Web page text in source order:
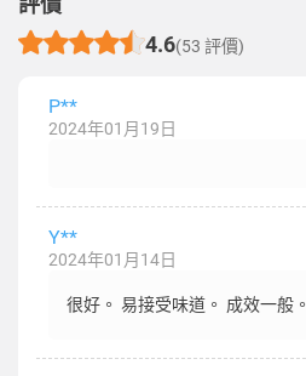
4.6(53 評價)
P**
2024年01月19日
Y**
2024年01月14日
很好。 易接受味道。 成效一般。